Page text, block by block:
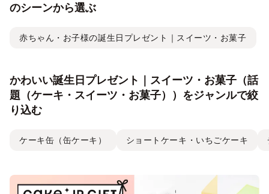
のシーンから選ぶ
赤ちゃん・お子様の誕生日プレゼント｜スイーツ・お菓子
かわいい誕生日プレゼント｜スイーツ・お菓子（話
題（ケーキ・スイーツ・お菓子））をジャンルで絞
り込む
ケーキ缶（缶ケーキ） ショートケーキ・いちごケーキ